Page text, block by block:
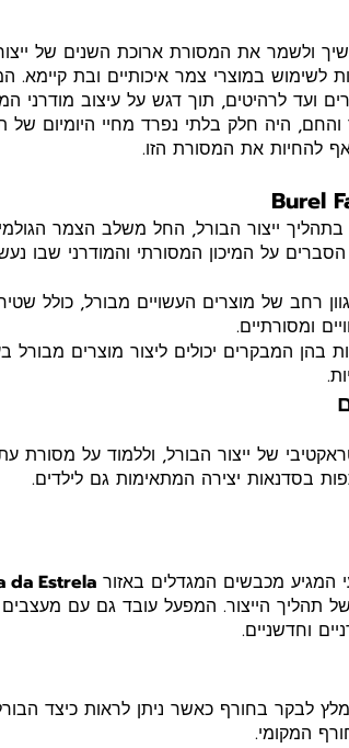
ולשמר את המסורת ארוכת השנים של
לשימוש במוצרי צמר איכותיים ובת קיימא.
ועד לרהיטים, תוך דגש על עיצוב מודרני
היה חלק בלתי נפרד מחיי היומיום של
להחיות את המסורת הזו.
ייצור הבורל, החל משלב הצמר
הסברים על המיכון המסורתי והמודרני שבו
רחב של מוצרים העשויים מבורל, כולל
ומסורתיים.
בהן המבקרים יכולים ליצור מוצרים מבורל
של ייצור הבורל, וללמוד על מסורת
בסדנאות יצירה המתאימות גם לילדים.
מכבשים המגדלים באזור da Estrela
תהליך הייצור. המפעל עובד גם עם מעצבים
וחדשניים.
לבקר בחורף כאשר ניתן לראות כיצד
המקומי.